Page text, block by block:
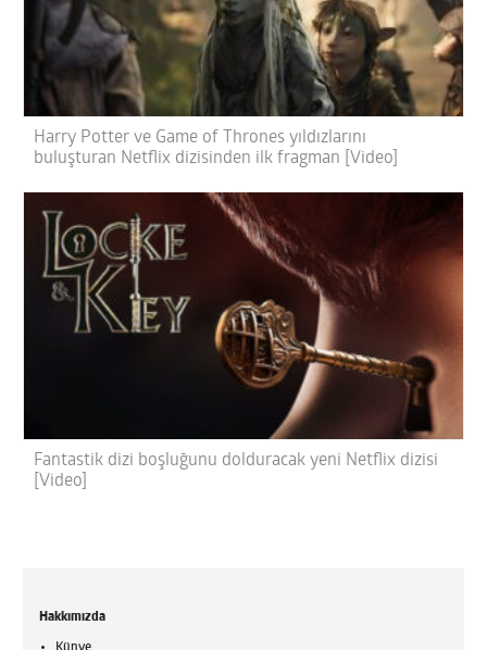
Harry Potter ve Game of Thrones yıldızlarını
buluşturan Netflix dizisinden ilk fragman [Video]
Fantastik dizi boşluğunu dolduracak yeni Netflix dizisi
[Video]
Hakkımızda